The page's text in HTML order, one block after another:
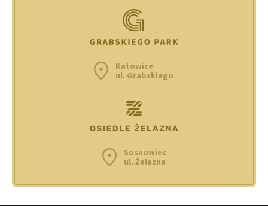
Katowice
ul. Grabskiego
Sosnowiec
ul. Żelazna